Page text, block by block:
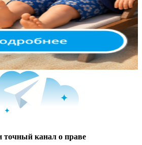
канал о праве